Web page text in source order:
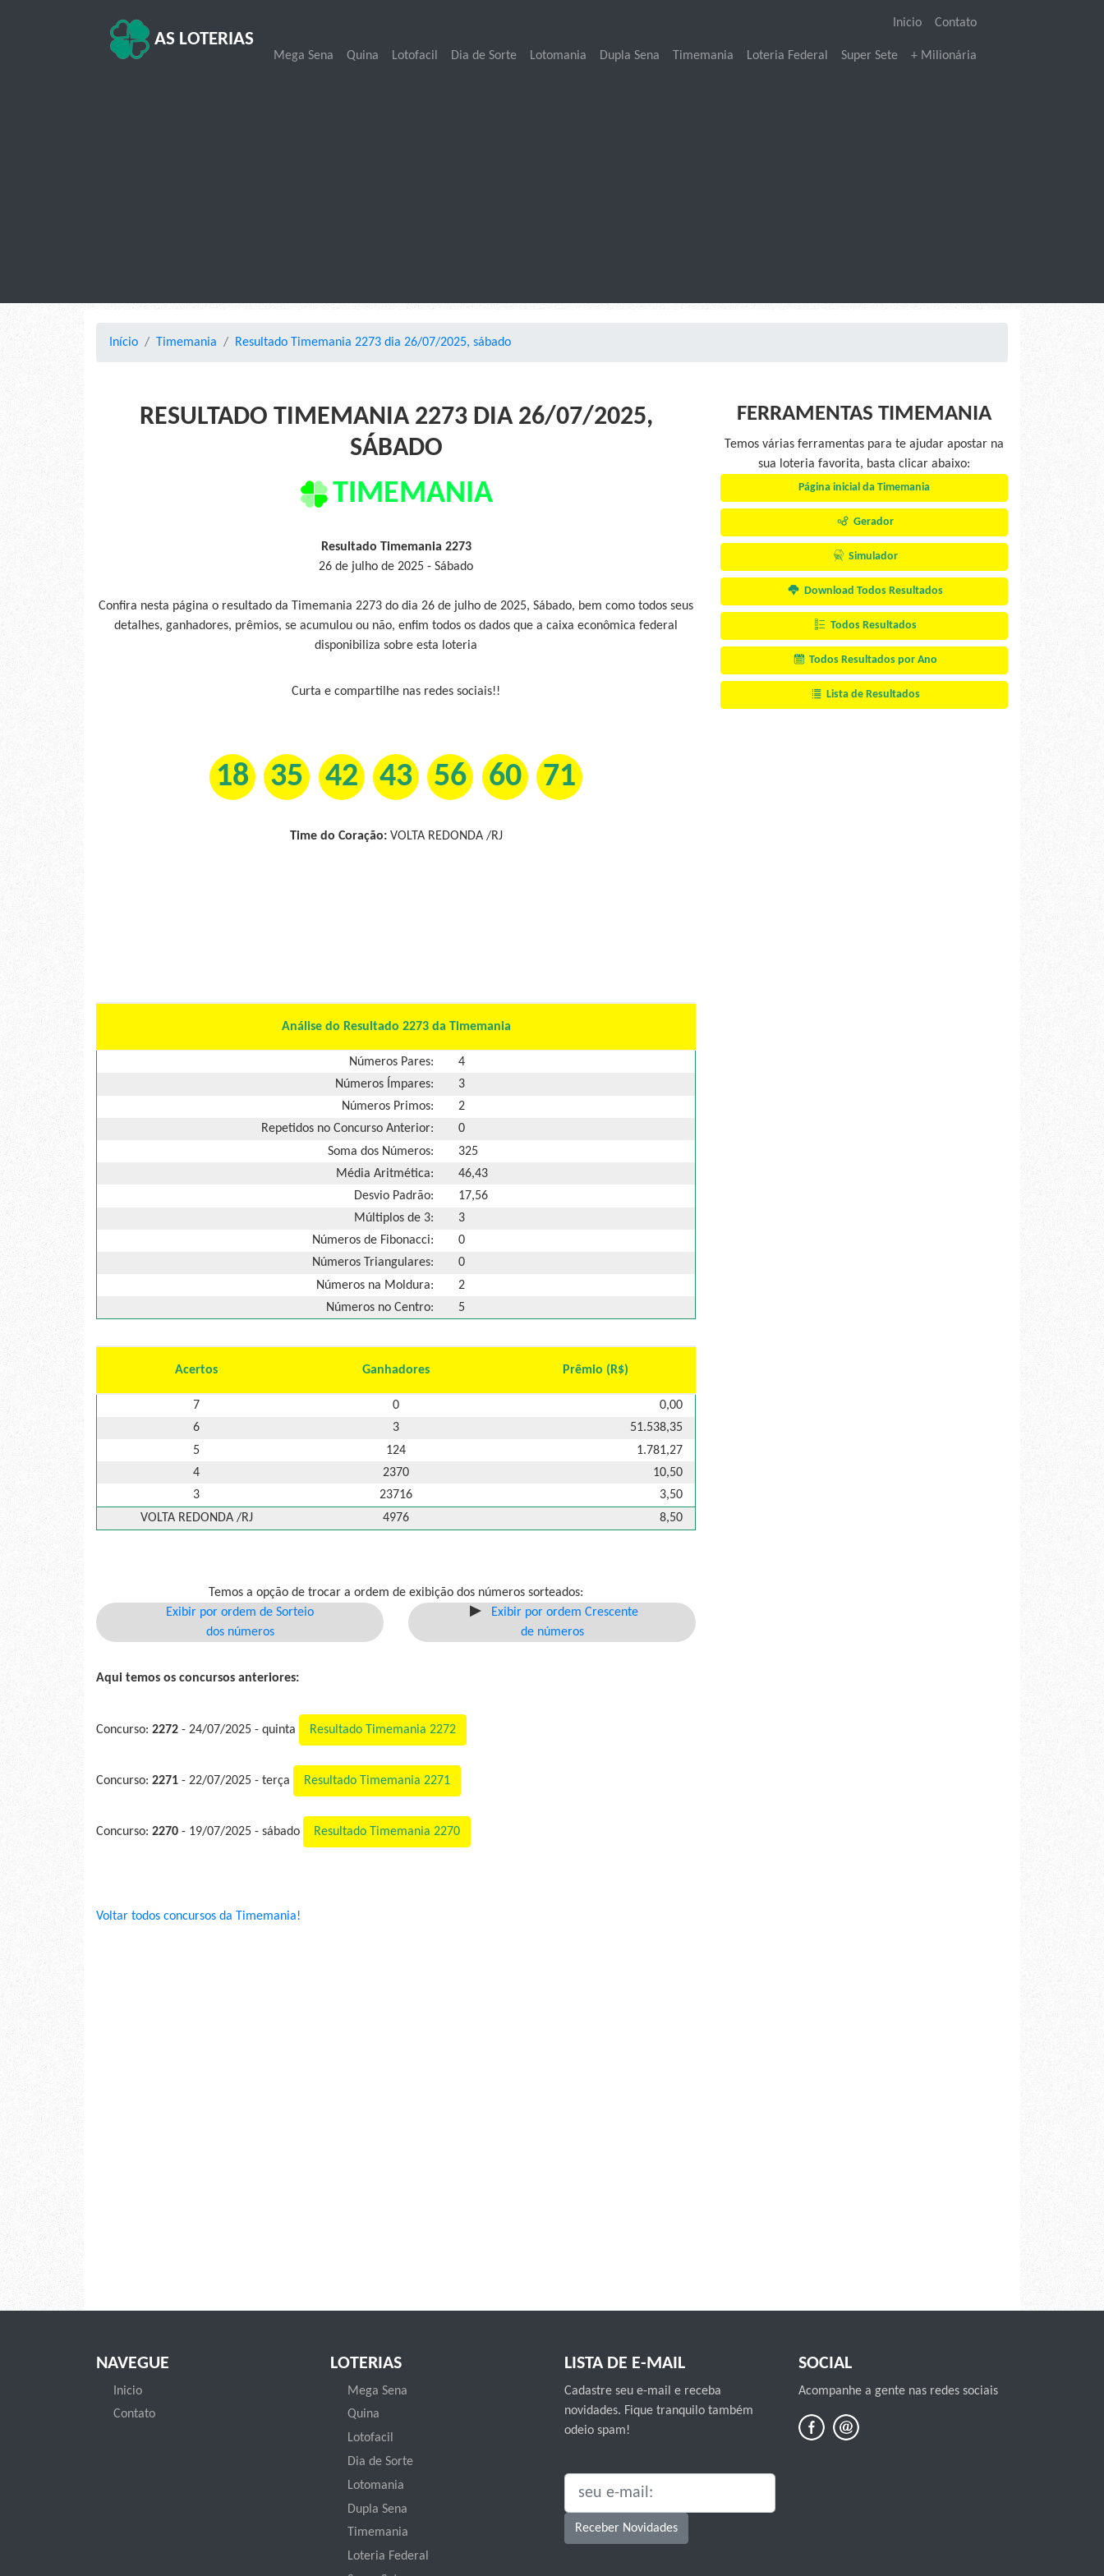
AS LOTERIAS
Inicio Contato
Mega Sena Quina Lotofacil Dia de Sorte Lotomania Dupla Sena Timemania Loteria Federal Super Sete + Milionária
Início Timemania Resultado Timemania 2273 dia 26/07/2025, sábado
RESULTADO TIMEMANIA 2273 DIA 26/07/2025,
SÁBADO
TIMEMANIA
Resultado Timemania 2273
26 de julho de 2025 - Sábado
Confira nesta página o resultado da Timemania 2273 do dia 26 de julho de 2025, Sábado, bem como todos seus
detalhes, ganhadores, prêmios, se acumulou ou não, enfim todos os dados que a caixa econômica federal
disponibiliza sobre esta loteria
Curta e compartilhe nas redes sociais!!
18 35 42 43 56 60 71
Time do Coração:VOLTA REDONDA /RJ
Análise do Resultado 2273 da Timemania
Números Pares:
4
Números Ímpares:
3
Números Primos:
2
Repetidos no Concurso Anterior:
0
Soma dos Números:
325
Média Aritmética:
46,43
Desvio Padrão:
17,56
Múltiplos de 3:
3
Números de Fibonacci:
0
Números Triangulares:
0
Números na Moldura:
2
Números no Centro:
5
Acertos Ganhadores Prêmio (R$)
7 0
0,00
6
3
51.538,35
5
124
1.781,27
4
2370
10,50
3
23716
3,50
VOLTA REDONDA /RJ
4976 8,50
Temos a opção de trocar a ordem de exibição dos números sorteados:
Exibir por ordem de Sorteio
dos números
Exibir por ordem Crescente
de números
Aqui temos os concursos anteriores:
Concurso: 2272 - 24/07/2025 - quinta Resultado Timemania 2272
Concurso: 2271 - 22/07/2025 - terça Resultado Timemania 2271
Concurso: 2270 - 19/07/2025 - sábado Resultado Timemania 2270
Voltar todos concursos da Timemania!
FERRAMENTAS TIMEMANIA
Temos várias ferramentas para te ajudar apostar na
sua loteria favorita, basta clicar abaixo:
Página inicial da Timemania
Gerador
Simulador
Download Todos Resultados
Todos Resultados
Todos Resultados por Ano
Lista de Resultados
NAVEGUE
Inicio
Contato
LOTERIAS
Mega Sena
Quina
Lotofacil
Dia de Sorte
Lotomania
Dupla Sena
Timemania
Loteria Federal
LISTA DE E-MAIL
Cadastre seu e-mail e receba
novidades. Fique tranquilo também
odeio spam!
SEU E-MAIL:
Receber Novidades
SOCIAL
Acompanhe a gente nas redes sociais